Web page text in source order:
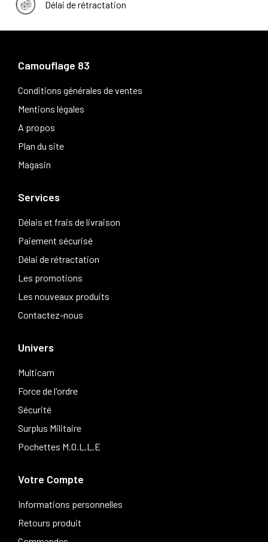
Délai de rétractation
Camouflage 83
Conditions générales de ventes
Mentions légales
A propos
Plan du site
Magasin
Services
Délais et frais de livraison
Paiement sécurisé
Délai de rétractation
Les promotions
Les nouveaux produits
Contactez-nous
Univers
Multicam
Force de l'ordre
Sécurité
Surplus Militaire
Pochettes M.O.L.L.E
Votre Compte
Informations personnelles
Retours produit